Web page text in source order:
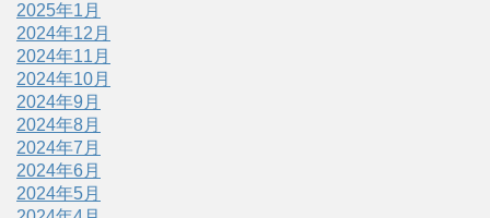
2025年1月
2024年12月
2024年11月
2024年10月
2024年9月
2024年8月
2024年7月
2024年6月
2024年5月